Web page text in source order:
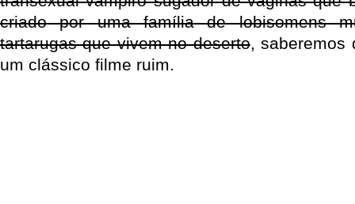
criado por uma família de lobisomens
tartarugas que vivem no deserto, saberemos
um clássico filme ruim.